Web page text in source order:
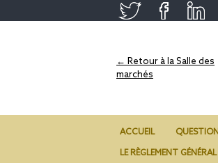
← Retour à la Salle des
marchés
ACCUEIL
LE RÈGLEMENT GÉNÉRAL